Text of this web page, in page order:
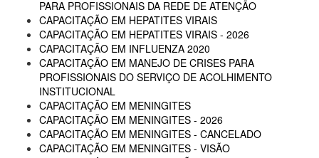
PARA PROFISSIONAIS DA REDE DE ATENÇÃO
CAPACITAÇÃO EM HEPATITES VIRAIS
CAPACITAÇÃO EM HEPATITES VIRAIS - 2026
CAPACITAÇÃO EM INFLUENZA 2020
CAPACITAÇÃO EM MANEJO DE CRISES PARA
PROFISSIONAIS DO SERVIÇO DE ACOLHIMENTO
INSTITUCIONAL
CAPACITAÇÃO EM MENINGITES
CAPACITAÇÃO EM MENINGITES - 2026
CAPACITAÇÃO EM MENINGITES - CANCELADO
CAPACITAÇÃO EM MENINGITES - VISÃO